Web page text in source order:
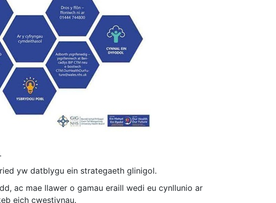
yw datblygu ein strategaeth glinigol.
ac mae llawer o gamau eraill wedi eu cynllunio ar
eich cwestiynau.